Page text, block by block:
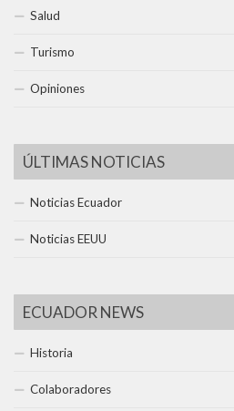
Salud
Turismo
Opiniones
ÚLTIMAS NOTICIAS
Noticias Ecuador
Noticias EEUU
ECUADOR NEWS
Historia
Colaboradores